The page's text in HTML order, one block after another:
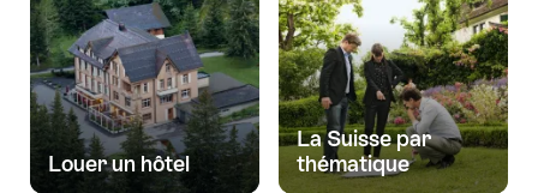
Louer un hôtel
La Suisse par
thématique